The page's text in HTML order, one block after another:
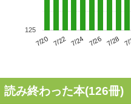
7/20 7/22 7/24 7/26 7/28
125
読み終わった本(126冊)